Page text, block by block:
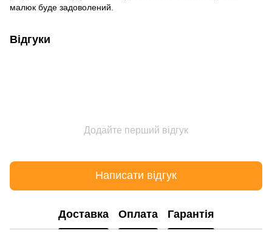
малюк буде задоволений.
Відгуки
Додайте перший відгук
Написати відгук
Доставка Оплата Гарантія